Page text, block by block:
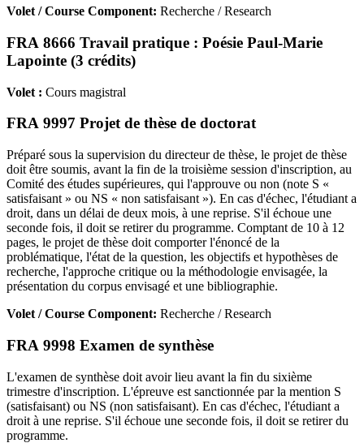
Volet / Course Component: Recherche / Research
FRA 8666 Travail pratique : Poésie Paul-Marie
Lapointe (3 crédits)
Volet : Cours magistral
FRA 9997 Projet de thèse de doctorat
Préparé sous la supervision du directeur de thèse, le projet de thèse
doit être soumis, avant la fin de la troisième session d'inscription, au
Comité des études supérieures, qui l'approuve ou non (note S «
satisfaisant » ou NS « non satisfaisant »). En cas d'échec, l'étudiant a
droit, dans un délai de deux mois, à une reprise. S'il échoue une
seconde fois, il doit se retirer du programme. Comptant de 10 à 12
pages, le projet de thèse doit comporter l'énoncé de la
problématique, l'état de la question, les objectifs et hypothèses de
recherche, l'approche critique ou la méthodologie envisagée, la
présentation du corpus envisagé et une bibliographie.
Volet / Course Component: Recherche / Research
FRA 9998 Examen de synthèse
L'examen de synthèse doit avoir lieu avant la fin du sixième
trimestre d'inscription. L'épreuve est sanctionnée par la mention S
(satisfaisant) ou NS (non satisfaisant). En cas d'échec, l'étudiant a
droit à une reprise. S'il échoue une seconde fois, il doit se retirer du
programme.